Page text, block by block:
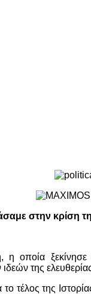
στην κρίση
η οποία
της
τέλος της